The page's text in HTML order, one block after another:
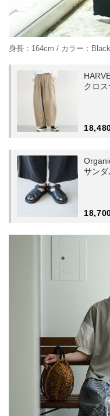
身長：164cm / カラー：
クロ
サン